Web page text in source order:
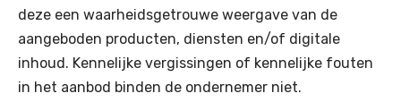
deze een waarheidsgetrouwe weergave van de
aangeboden producten, diensten en/of digitale
inhoud. Kennelijke vergissingen of kennelijke fouten
in het aanbod binden de ondernemer niet.